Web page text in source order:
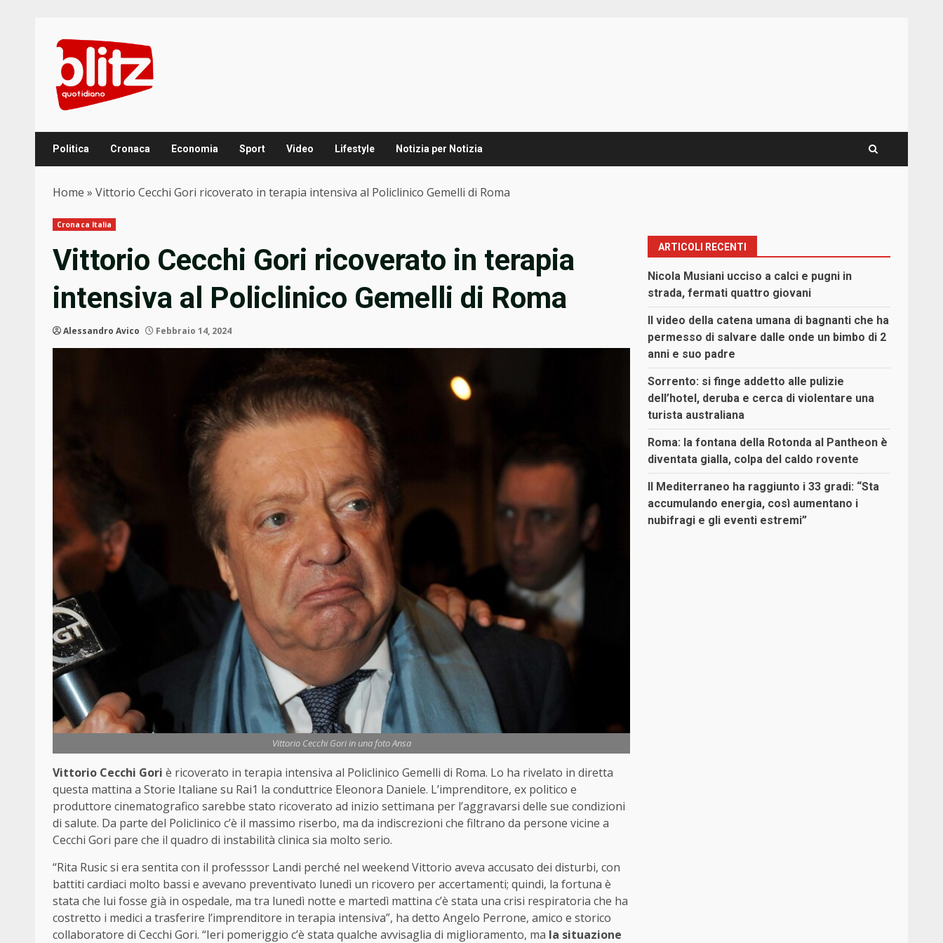
content
Politica Cronaca Economia Sport Video Lifestyle Notizia per Notizia
Home » Vittorio Cecchi Gori ricoverato in terapia intensiva al Policlinico Gemelli di Roma
Cronaca Italia
Vittorio Cecchi Gori ricoverato in terapia
intensiva al Policlinico Gemelli di Roma
Alessandro Avico Febbraio 14, 2024
Vittorio Cecchi Gori in una foto Ansa
Vittorio Cecchi Gori è ricoverato in terapia intensiva al Policlinico Gemelli di Roma. Lo ha rivelato in diretta
questa mattina a Storie Italiane su Rai1 la conduttrice Eleonora Daniele. L’imprenditore, ex politico e
produttore cinematografico sarebbe stato ricoverato ad inizio settimana per l’aggravarsi delle sue condizioni
di salute. Da parte del Policlinico c’è il massimo riserbo, ma da indiscrezioni che filtrano da persone vicine a
Cecchi Gori pare che il quadro di instabilità clinica sia molto serio.
“Rita Rusic si era sentita con il professsor Landi perché nel weekend Vittorio aveva accusato dei disturbi, con
battiti cardiaci molto bassi e avevano preventivato lunedì un ricovero per accertamenti; quindi, la fortuna è
stata che lui fosse già in ospedale, ma tra lunedì notte e martedì mattina c’è stata una crisi respiratoria che ha
costretto i medici a trasferire l’imprenditore in terapia intensiva”, ha detto Angelo Perrone, amico e storico
collaboratore di Cecchi Gori. “Ieri pomeriggio c’è stata qualche avvisaglia di miglioramento, ma la situazione
ARTICOLI RECENTI
Nicola Musiani ucciso a calci e pugni in
strada, fermati quattro giovani
Il video della catena umana di bagnanti che ha
permesso di salvare dalle onde un bimbo di 2
anni e suo padre
Sorrento: si finge addetto alle pulizie
dell’hotel, deruba e cerca di violentare una
turista australiana
Roma: la fontana della Rotonda al Pantheon è
diventata gialla, colpa del caldo rovente
Il Mediterraneo ha raggiunto i 33 gradi: “Sta
accumulando energia, così aumentano i
nubifragi e gli eventi estremi”